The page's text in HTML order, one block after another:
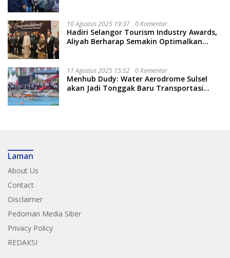
10 Agustus 2025 19:37 0 Komentar
Hadiri Selangor Tourism Industry Awards,
Aliyah Berharap Semakin Optimalkan
11 Agustus 2025 15:52 0 Komentar
Menhub Dudy: Water Aerodrome Sulsel
akan Jadi Tonggak Baru Transportasi
Laman
About Us
Contact
Disclaimer
Pedoman Media Siber
Privacy Policy
REDAKSI